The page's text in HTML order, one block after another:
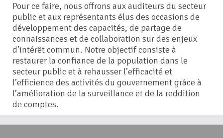
Pour ce faire, nous offrons aux auditeurs du secteur
public et aux représentants élus des occasions de
développement des capacités, de partage de
connaissances et de collaboration sur des enjeux
d’intérêt commun. Notre objectif consiste à
restaurer la confiance de la population dans le
secteur public et à rehausser l’efficacité et
l’efficience des activités du gouvernement grâce à
l’amélioration de la surveillance et de la reddition
de comptes.